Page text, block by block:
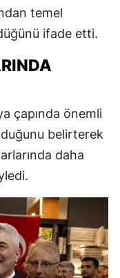
temel
ifade etti.
çapında önemli
belirterek
daha